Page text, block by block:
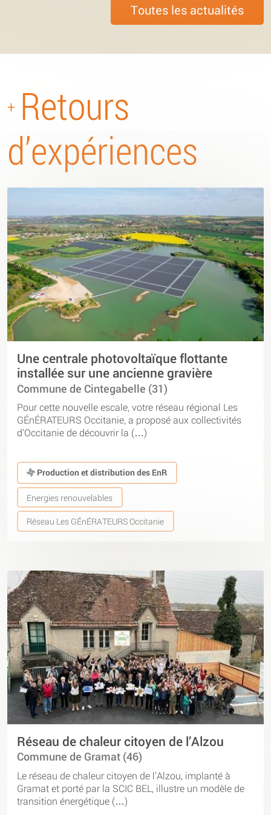
Toutes les actualités
+ Retours
d’expériences
Une centrale photovoltaïque flottante
installée sur une ancienne gravière
Commune de Cintegabelle (31)
Pour cette nouvelle escale, votre réseau régional Les
GÉnÉRATEURS Occitanie, a proposé aux collectivités
d’Occitanie de découvrir la (…)
Production et distribution des EnR
Energies renouvelables
Réseau Les GÉnÉRATEURS Occitanie
Réseau de chaleur citoyen de l’Alzou
Commune de Gramat (46)
Le réseau de chaleur citoyen de l’Alzou, implanté à
Gramat et porté par la SCIC BEL, illustre un modèle de
transition énergétique (…)